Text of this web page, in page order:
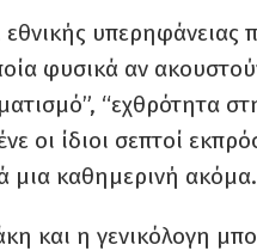
υπερηφάνειας
φυσικά αν
“εχθρότητα
οι ίδιοι σεπτοί
μια καθημερινή ακόμα.
και η γενικόλογη